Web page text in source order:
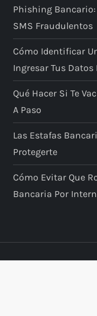
Phishing Bancario:
SMS Fraudulentos
Cómo Identificar
Ingresar Tus
Qué Hacer Si Te
A Paso
Las Estafas
Protegerte
Cómo Evitar Que
Bancaria Por